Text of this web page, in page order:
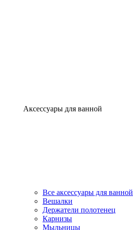
Аксессуары для ванной
Все аксессуары для ванной
Вешалки
Держатели полотенец
Карнизы
Мыльницы